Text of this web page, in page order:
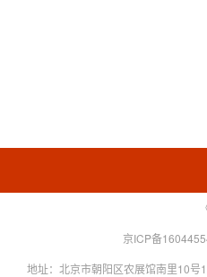
京ICP备
地址：北京市朝阳区农展馆南里10